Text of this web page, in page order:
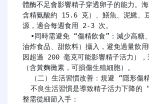
體酶不足會影響精子穿透卵子的能力。
含精氨酸約 15.6 克）、鱔魚、泥鰍、
源，適合每週食用 2-3 次。
油炸食品、甜飲料）攝入，避免過量飲
因超過 200 毫克可能影響精子活力），
（含黃麴黴素，可損傷生殖細胞）。
整需從細節入手：